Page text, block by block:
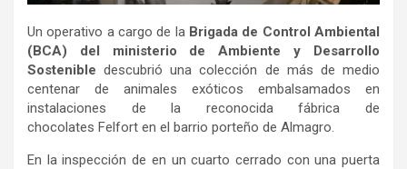
Un operativo a cargo de la Brigada de Control Ambiental
(BCA) del ministerio de Ambiente y Desarrollo
Sostenible descubrió una colección de más de medio
centenar de animales exóticos embalsamados en
instalaciones de la reconocida fábrica de
chocolates Felfort en el barrio porteño de Almagro.
En la inspección de en un cuarto cerrado con una puerta